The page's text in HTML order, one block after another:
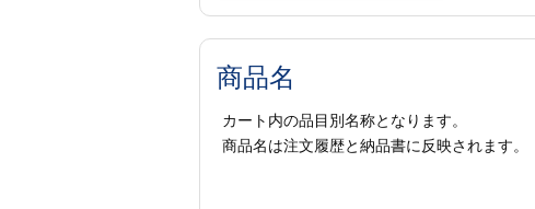
商品名
カート内の品目別名称となります。
商品名は注文履歴と納品書に反映されます。